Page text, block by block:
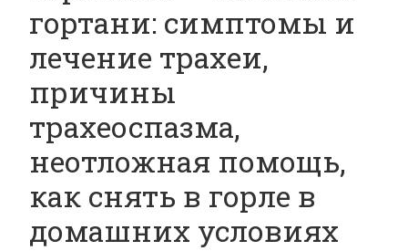
гортани: симптомы и
лечение трахеи,
причины
трахеоспазма,
неотложная помощь,
как снять в горле в
домашних условиях